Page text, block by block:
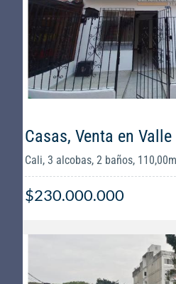
Casas, Venta en Valle
Cali, 3 alcobas, 2 baños,
$230.000.000